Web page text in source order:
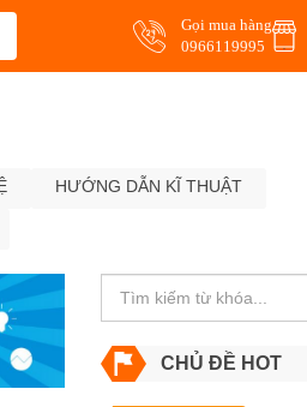
Gọi mua hàng
0966119995
HƯỚNG DẪN KĨ THUẬT
CHỦ ĐỀ HOT